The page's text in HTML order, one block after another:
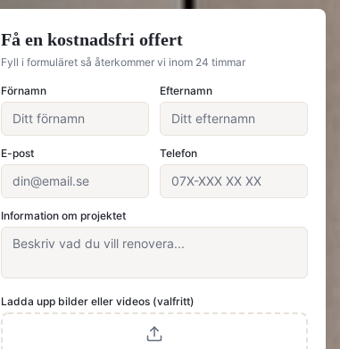
Få en kostnadsfri offert
Fyll i formuläret så återkommer vi inom 24 timmar
Förnamn Efternamn
E-post Telefon
Information om projektet
Ladda upp bilder eller videos (valfritt)